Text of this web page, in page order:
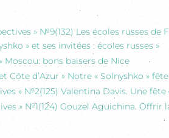
» №9(132) Les écoles russes de
» et ses invitées : écoles russes »
Moscou: bons baisers de Nice
Côte d’Azur » Notre « Solnyshko » fête
» №2(125) Valentina Davis. Une
» №1(124) Gouzel Aguichina. Offrir